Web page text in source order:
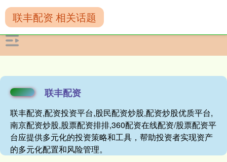
联丰配资
联丰配资,配资投资平台,股民配资炒股,配资炒股优质平台,
南京配资炒股,股票配资排排,360配资在线配资/股票配资平
台应提供多元化的投资策略和工具，帮助投资者实现资产
的多元化配置和风险管理。
联丰配资 相关话题